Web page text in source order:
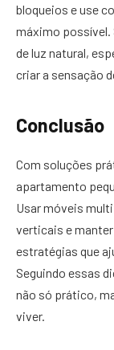
bloqueios e use
máximo possível.
de luz natural,
criar a sensação
Conclusão
Com soluções
apartamento
Usar móveis
verticais e
estratégias que
Seguindo essas
não só prático,
viver.